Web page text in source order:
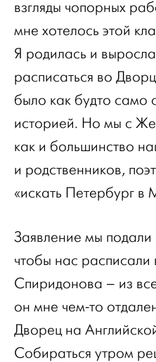
взгляды чопорных
мне хотелось этой
Я родилась и
расписаться во
было как будто
историей. Но мы с
как и большинство
и родственников,
«искать Петербург в
Заявление мы
чтобы нас расписали
Спиридонова – из
он мне чем-то
Дворец на
Собираться утром